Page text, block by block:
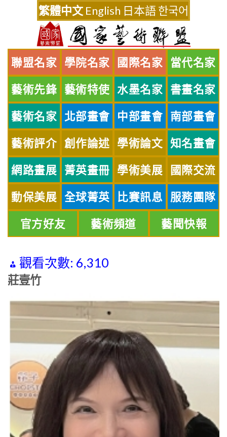
繁體中文 English 日本語한국어
聯盟名家 學院名家 國際名家 當代名家
藝術先鋒 藝術特使 水墨名家 書畫名家
藝術名家 北部畫會 中部畫會 南部畫會
藝術評介 創作論述 學術論文 知名畫會
網路畫展 菁英畫冊 學術美展 國際交流
動保美展 全球菁英 比賽訊息 服務團隊
官方好友 藝術頻道 藝聞快報
觀看次數: 6,310
莊壹竹